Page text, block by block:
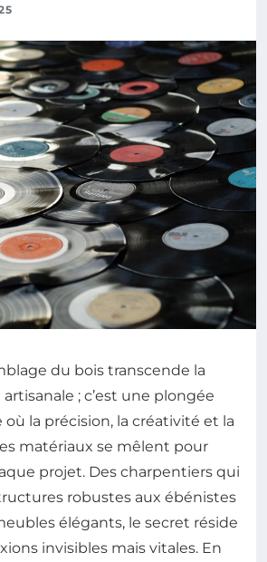
du bois transcende la
; c’est une plongée
la précision, la créativité et la
matériaux se mêlent pour
projet. Des charpentiers qui
robustes aux ébénistes
élégants, le secret réside
invisibles mais vitales. En